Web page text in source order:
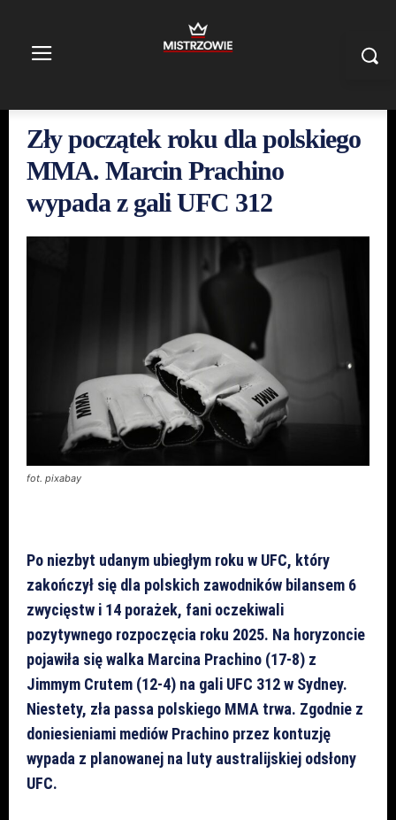
Zły początek roku dla polskiego
MMA. Marcin Prachino
wypada z gali UFC 312
fot. pixabay
Po niezbyt udanym ubiegłym roku w UFC, który
zakończył się dla polskich zawodników bilansem 6
zwycięstw i 14 porażek, fani oczekiwali
pozytywnego rozpoczęcia roku 2025. Na horyzoncie
pojawiła się walka Marcina Prachino (17-8) z
Jimmym Crutem (12-4) na gali UFC 312 w Sydney.
Niestety, zła passa polskiego MMA trwa. Zgodnie z
doniesieniami mediów Prachino przez kontuzję
wypada z planowanej na luty australijskiej odsłony
UFC.